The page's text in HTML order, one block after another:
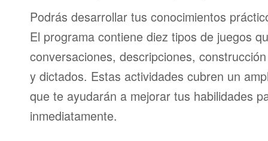
Podrás desarrollar tus conocimientos
El programa contiene diez tipos de juegos
conversaciones, descripciones,
y dictados. Estas actividades cubren un
que te ayudarán a mejorar tus habilidades
inmediatamente.